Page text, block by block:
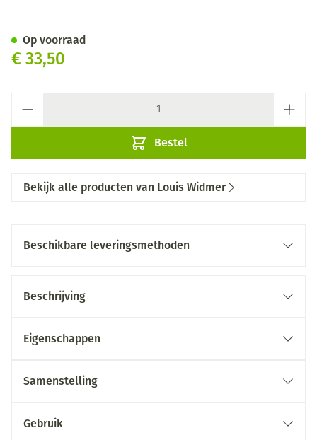
€ 33,50
Bestel
Op voorraad
Bekijk alle producten van Louis Widmer
Beschikbare leveringsmethoden
Beschrijving
Eigenschappen
Samenstelling
Gebruik